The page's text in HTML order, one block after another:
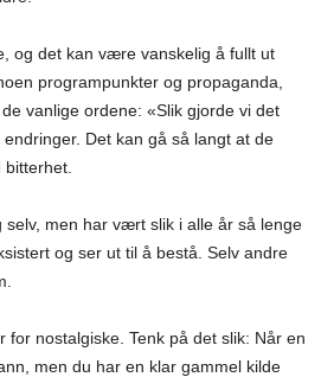
og det kan være vanskelig å fullt ut
programpunkter og propaganda,
vanlige ordene: «Slik gjorde vi det
Det kan gå så langt at de
selv, men har vært slik i alle år så lenge
og ser ut til å bestå. Selv andre
for nostalgiske. Tenk på det slik: Når en
men du har en klar gammel kilde